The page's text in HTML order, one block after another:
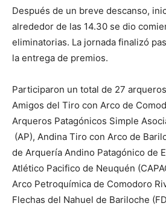
Después de un breve descanso,
alrededor de las 14.30 se dio
eliminatorias. La jornada finalizó
la entrega de premios.
Participaron un total de 27
Amigos del Tiro con Arco de
Arqueros Patagónicos Simple
(AP), Andina Tiro con Arco de
de Arquería Andino Patagónico de
Atlético Pacifico de Neuquén
Arco Petroquímica de Comodoro
Flechas del Nahuel de Bariloche